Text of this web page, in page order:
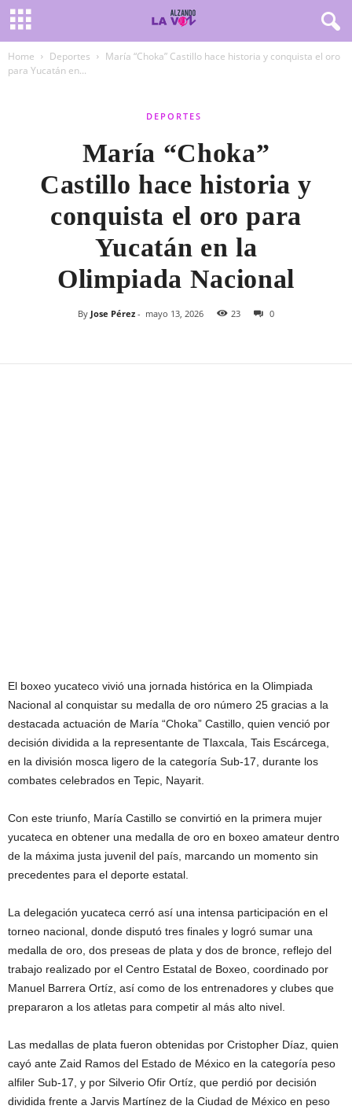
Home Deportes
María “Choka” Castillo hace historia y conquista el oro
para Yucatán en...
DEPORTES
María “Choka”
Castillo hace historia y
conquista el oro para
Yucatán en la
Olimpiada Nacional
By Jose Pérez - mayo 13, 2026 23 0
El boxeo yucateco vivió una jornada histórica en la Olimpiada
Nacional al conquistar su medalla de oro número 25 gracias a la
destacada actuación de María “Choka” Castillo, quien venció por
decisión dividida a la representante de Tlaxcala, Tais Escárcega,
en la división mosca ligero de la categoría Sub-17, durante los
combates celebrados en Tepic, Nayarit.
Con este triunfo, María Castillo se convirtió en la primera mujer
yucateca en obtener una medalla de oro en boxeo amateur dentro
de la máxima justa juvenil del país, marcando un momento sin
precedentes para el deporte estatal.
La delegación yucateca cerró así una intensa participación en el
torneo nacional, donde disputó tres finales y logró sumar una
medalla de oro, dos preseas de plata y dos de bronce, reflejo del
trabajo realizado por el Centro Estatal de Boxeo, coordinado por
Manuel Barrera Ortíz, así como de los entrenadores y clubes que
prepararon a los atletas para competir al más alto nivel.
Las medallas de plata fueron obtenidas por Cristopher Díaz, quien
cayó ante Zaid Ramos del Estado de México en la categoría peso
alfiler Sub-17, y por Silverio Ofir Ortíz, que perdió por decisión
dividida frente a Jarvis Martínez de la Ciudad de México en peso